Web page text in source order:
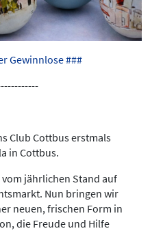
Gewinnlose ###
Club Cottbus erstmals
in Cottbus.
jährlichen Stand auf
Nun bringen wir
neuen, frischen Form in
die Freude und Hilfe